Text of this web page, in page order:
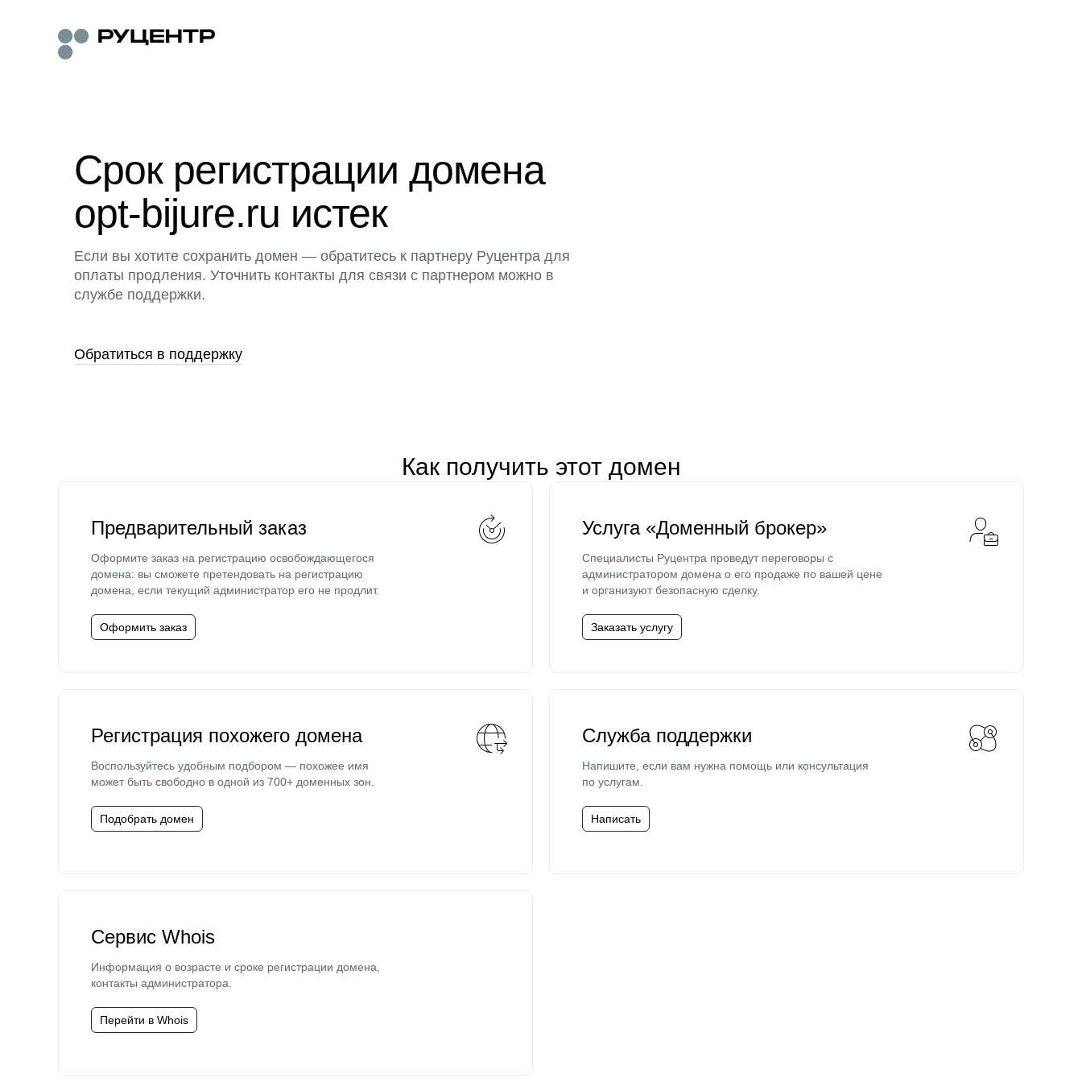
Срок регистрации домена
opt-bijure.ru истек
Если вы хотите сохранить домен — обратитесь к партнеру Руцентра для
оплаты продления. Уточнить контакты для связи с партнером можно в
службе поддержки.
Обратиться в поддержку
Как получить этот домен
Предварительный заказ
Оформите заказ на регистрацию освобождающегося
домена: вы сможете претендовать на регистрацию
домена, если текущий администратор его не продлит.
Оформить заказ
Услуга «Доменный брокер»
Специалисты Руцентра проведут переговоры с
администратором домена о его продаже по вашей цене
и организуют безопасную сделку.
Заказать услугу
Регистрация похожего домена
Воспользуйтесь удобным подбором — похожее имя
может быть свободно в одной из 700+ доменных зон.
Подобрать домен
Служба поддержки
Напишите, если вам нужна помощь или консультация
по услугам.
Написать
Сервис Whois
Информация о возрасте и сроке регистрации домена,
контакты администратора.
Перейти в Whois